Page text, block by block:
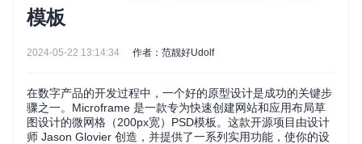
模板
2024-05-22 13:14:34 作者：范靓好Udolf
在数字产品的开发过程中，一个好的原型设计是成功的关键步
骤之一。Microframe 是一款专为快速创建网站和应用布局草
图设计的微网格（200px宽）PSD模板。这款开源项目由设计
师 Jason Glovier 创造，并提供了一系列实用功能，使你的设